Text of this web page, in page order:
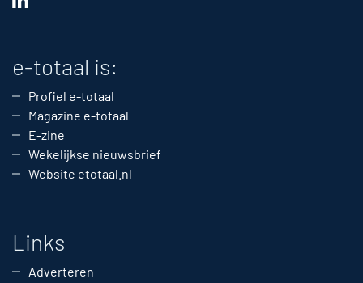
e-totaal is:
Profiel e-totaal
Magazine e-totaal
E-zine
Wekelijkse nieuwsbrief
Website etotaal.nl
Links
Adverteren